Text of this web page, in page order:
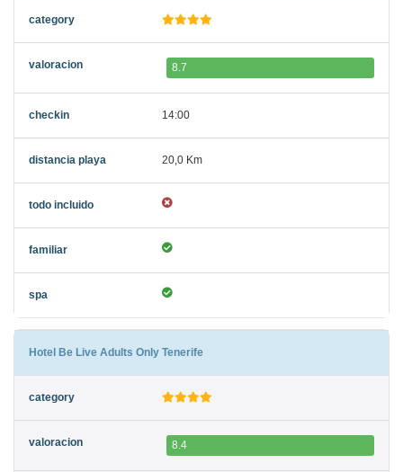
8.7
14:00
20,0 Km
Hotel Be Live Adults Only Tenerife
8.4